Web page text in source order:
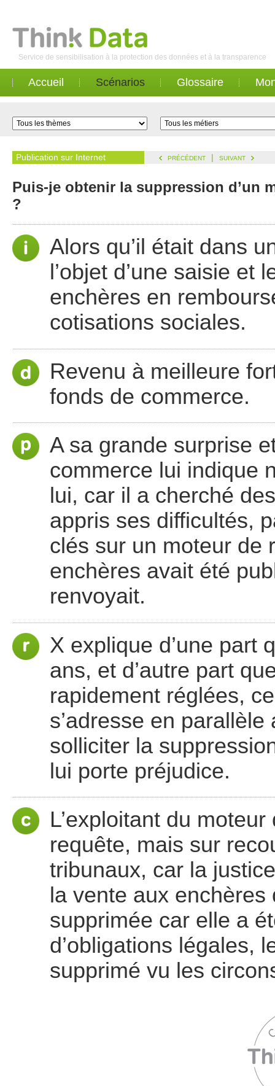
Service de sensibilisation à la protection des données et à la transparence
Accueil Scénarios Glossaire
Publication sur Internet PRÉCÉDENT | SUIVANT
Puis-je obtenir la suppression d’un
?
Alors qu’il était dans
l’objet d’une saisie
enchères en
cotisations sociales.
Revenu à meilleure
fonds de commerce.
A sa grande surprise
commerce lui indique
lui, car il a cherché
appris ses difficultés,
clés sur un moteur de
enchères avait été
renvoyait.
X explique d’une part
ans, et d’autre part
rapidement réglées,
s’adresse en
solliciter la
lui porte préjudice.
L’exploitant du
requête, mais sur
tribunaux, car la
la vente aux
supprimée car elle a
d’obligations légales,
supprimé vu les